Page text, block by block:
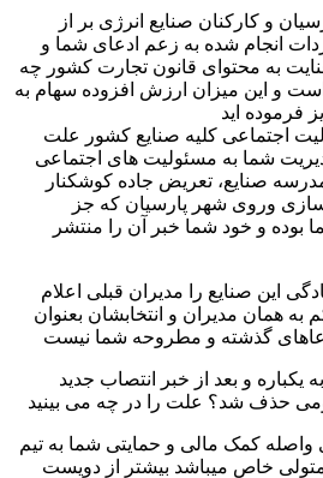
و کارکنان صنایع انرژی بر از
انجام شده به زعم ادعای شما و
به محتوای قانون تجارت کشور چه
و این میزان ارزش افزوده سهام به
فرموده اید
اجتماعی کلیه صنایع کشور علت
شما به مسئولیت های اجتماعی
صنایع، تعریض جاده کوشکنار
وروی شهر پارسیان که جز
بوده و خود شما خبر آن را منتشر
این صنایع را مدیران قبلی اعلام
به همان مدیران و انتخابشان بعنوان
ادعاهای گذشته و مطروحه شما نیست
یکباره و بعد از خبر انتصاب جدید
حذف شد؟ علت را در چه می بینید
کمک مالی و حمایتی شما به تیم
خاص میباشد بیشتر از دویست